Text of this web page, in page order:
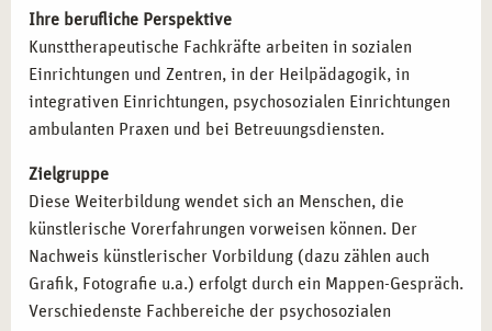
Praxisausbildungin Berlin zu beginnen. Werden Sie ein
Teil dercampus naturalis-Gemeinschaft und entwickeln Sie
sich zu einer kreativen Therapeutin bzw. einem
Therapeuten, der mit kunsttherapeutischen Methoden
tiefgreifende Veränderungsprozesse bei Klienten
Ihre berufliche Perspektive
Kunsttherapeutische Fachkräfte arbeiten in sozialen
Einrichtungen und Zentren, in der Heilpädagogik, in
integrativen Einrichtungen, psychosozialen Einrichtungen
ambulanten Praxen und bei Betreuungsdiensten.
Zielgruppe
Diese Weiterbildung wendet sich an Menschen, die
künstlerische Vorerfahrungen vorweisen können. Der
Nachweis künstlerischer Vorbildung (dazu zählen auch
Grafik, Fotografie u.a.) erfolgt durch ein Mappen-Gespräch.
Verschiedenste Fachbereiche der psychosozialen